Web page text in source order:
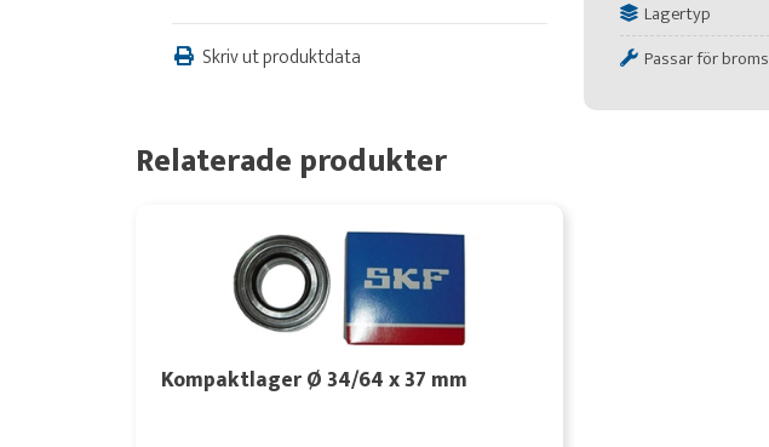
Skriv ut produktdata
Lagertyp
Passar för broms
Relaterade produkter
Kompaktlager Ø 34/64 x 37 mm